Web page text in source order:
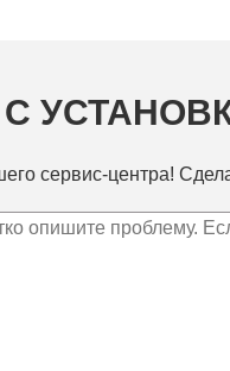
сервис-центра!